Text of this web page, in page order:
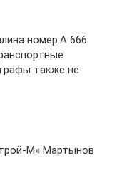
номер.А 666
также не
М» Мартынов